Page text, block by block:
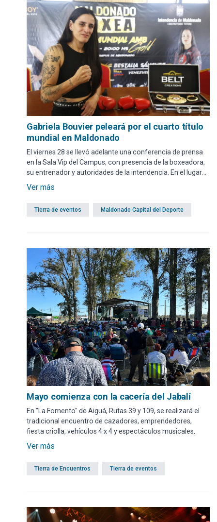
Gabriela Bouvier peleará por el cuarto título
mundial en Maldonado
El viernes 28 se llevó adelante una conferencia de prensa
en la Sala Vip del Campus, con presencia de la boxeadora,
su entrenador y autoridades de la intendencia. En el lugar
dieron los detalles del evento que tiene entrada gratuita.
Ver más
Tierra de eventos Maldonado Capital del Deporte
Mayo comienza con la cacería del Jabalí
En "La Fomento" de Aiguá, Rutas 39 y 109, se realizará el
tradicional encuentro de cazadores, emprendedores,
fiesta criolla, vehículos 4 x 4 y espectáculos musicales.
Ver más
Tierra de Encuentros Tierra de eventos